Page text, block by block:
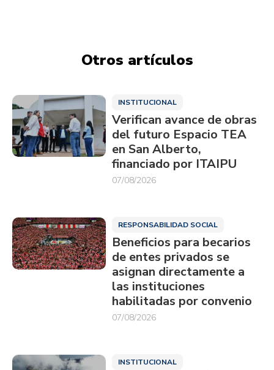
Otros artículos
INSTITUCIONAL
Verifican avance de obras
del futuro Espacio TEA
en San Alberto,
financiado por ITAIPU
07/08/2026
RESPONSABILIDAD SOCIAL
Beneficios para becarios
de entes privados se
asignan directamente a
las instituciones
habilitadas por convenio
07/08/2026
INSTITUCIONAL